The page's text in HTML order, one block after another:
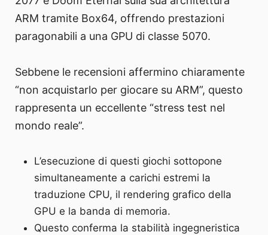
ARM tramite Box64, offrendo prestazioni
paragonabili a una GPU di classe 5070.
Sebbene le recensioni affermino chiaramente
“non acquistarlo per giocare su ARM”, questo
rappresenta un eccellente “stress test nel
mondo reale”.
L’esecuzione di questi giochi sottopone
simultaneamente a carichi estremi la
traduzione CPU, il rendering grafico della
GPU e la banda di memoria.
Questo conferma la stabilità ingegneristica